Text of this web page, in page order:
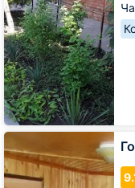
Гостевой
дом
Уютный
дворик